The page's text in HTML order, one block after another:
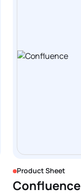
Product Sheet
Confluence